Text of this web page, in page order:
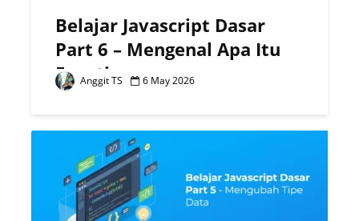
Belajar Javascript Dasar
Part 6 – Mengenal Apa Itu
Function
Anggit TS 6 May 2026